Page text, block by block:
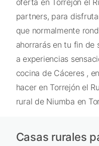
oferta en Torrejón el
partners, para
que normalmente
ahorrarás en tu fin de
a experiencias
cocina de Cáceres ,
hacer en Torrejón el
rural de Niumba en
Casas rurales